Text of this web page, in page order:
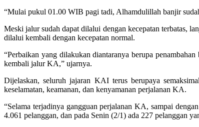
“Mulai pukul 01.00 WIB pagi tadi, Alhamdulillah banjir
Meski jalur sudah dapat dilalui dengan kecepatan terbatas,
dilalui kembali dengan kecepatan normal.
“Perbaikan yang dilakukan diantaranya berupa
kembali jalur KA,” ujarnya.
Dijelaskan, seluruh jajaran KAI terus berupaya
keselamatan, keamanan, dan kenyamanan perjalanan KA.
“Selama terjadinya gangguan perjalanan KA, sampai
4.061 pelanggan, dan pada Senin (2/1) ada 227 pelanggan